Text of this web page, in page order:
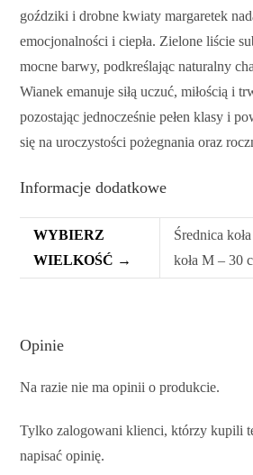
goździki i drobne kwiaty margaretek
emocjonalności i ciepła. Zielone liście
mocne barwy, podkreślając naturalny
Wianek emanuje siłą uczuć, miłością i
pozostając jednocześnie pełen klasy i
się na uroczystości pożegnania oraz
Informacje dodatkowe
WYBIERZ
WIELKOŚĆ →
Średnica
koła M – 30
Opinie
Na razie nie ma opinii o produkcie.
Tylko zalogowani klienci, którzy kupili
napisać opinię.